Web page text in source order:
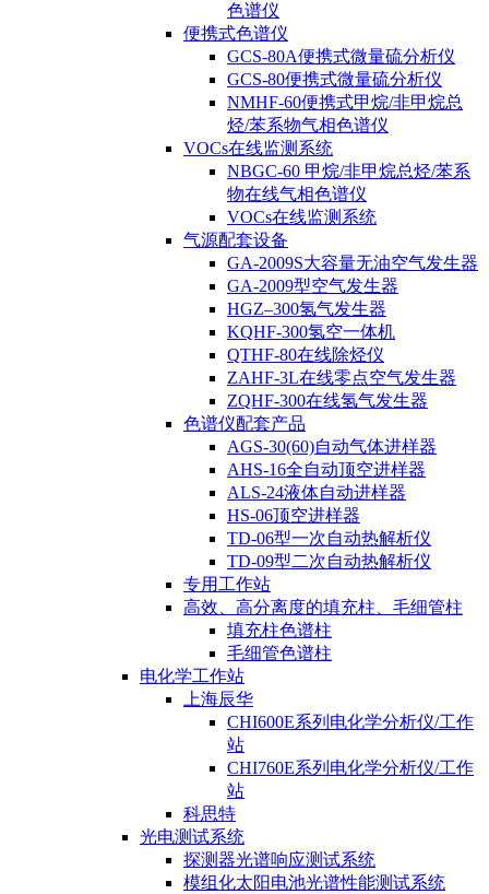
色谱仪
便携式色谱仪
GCS-80A便携式微量硫分析仪
GCS-80便携式微量硫分析仪
NMHF-60便携式甲烷/非甲烷总
烃/苯系物气相色谱仪
VOCs在线监测系统
NBGC-60 甲烷/非甲烷总烃/苯系
物在线气相色谱仪
VOCs在线监测系统
气源配套设备
GA-2009S大容量无油空气发生器
GA-2009型空气发生器
HGZ–300氢气发生器
KQHF-300氢空一体机
QTHF-80在线除烃仪
ZAHF-3L在线零点空气发生器
ZQHF-300在线氢气发生器
色谱仪配套产品
AGS-30(60)自动气体进样器
AHS-16全自动顶空进样器
ALS-24液体自动进样器
HS-06顶空进样器
TD-06型一次自动热解析仪
TD-09型二次自动热解析仪
专用工作站
高效、高分离度的填充柱、毛细管柱
填充柱色谱柱
毛细管色谱柱
电化学工作站
上海辰华
CHI600E系列电化学分析仪/工作
站
CHI760E系列电化学分析仪/工作
站
科思特
光电测试系统
探测器光谱响应测试系统
模组化太阳电池光谱性能测试系统